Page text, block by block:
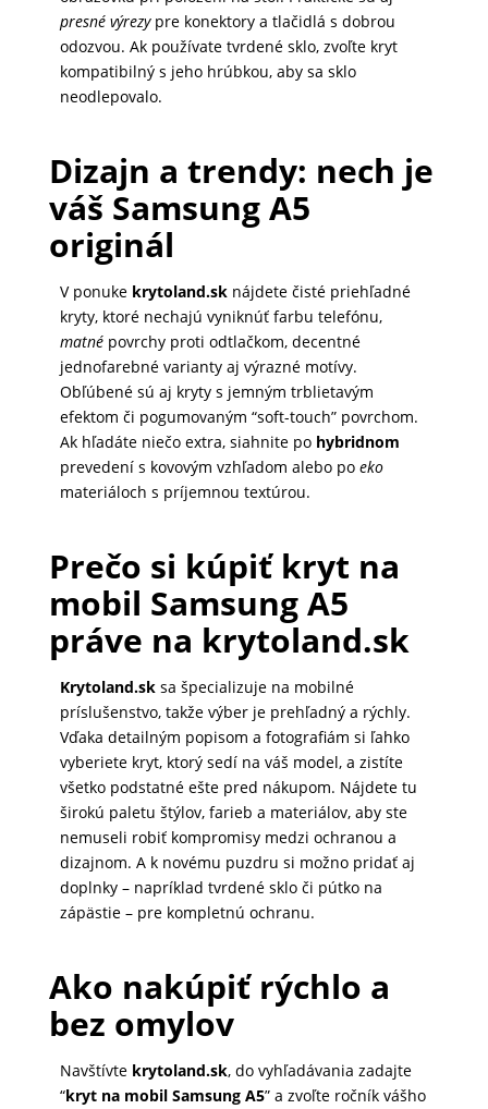
presné výrezypre konektory a tlačidlá s dobrou
odozvou. Ak používate tvrdené sklo, zvoľte kryt
kompatibilný s jeho hrúbkou, aby sa sklo
neodlepovalo.
Dizajn a trendy: nech je
váš Samsung A5
originál
V ponuke krytoland.sknájdete čisté priehľadné
kryty, ktoré nechajú vyniknúť farbu telefónu,
matnépovrchy proti odtlačkom, decentné
jednofarebné varianty aj výrazné motívy.
Obľúbené sú aj kryty s jemným trblietavým
efektom či pogumovaným “soft-touch” povrchom.
Ak hľadáte niečo extra, siahnite po hybridnom
prevedení s kovovým vzhľadom alebo po eko
materiáloch s príjemnou textúrou.
Prečo si kúpiť kryt na
mobil Samsung A5
práve na krytoland.sk
Krytoland.sksa špecializuje na mobilné
príslušenstvo, takže výber je prehľadný a rýchly.
Vďaka detailným popisom a fotografiám si ľahko
vyberiete kryt, ktorý sedí na váš model, a zistíte
všetko podstatné ešte pred nákupom. Nájdete tu
širokú paletu štýlov, farieb a materiálov, aby ste
nemuseli robiť kompromisy medzi ochranou a
dizajnom. A k novému puzdru si možno pridať aj
doplnky – napríklad tvrdené sklo či pútko na
zápästie – pre kompletnú ochranu.
Ako nakúpiť rýchlo a
bez omylov
Navštívte krytoland.sk, do vyhľadávania zadajte
“kryt na mobil Samsung A5” a zvoľte ročník vášho